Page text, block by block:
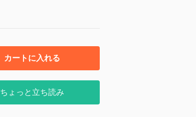
カートに入れる
ちょっと立ち読み